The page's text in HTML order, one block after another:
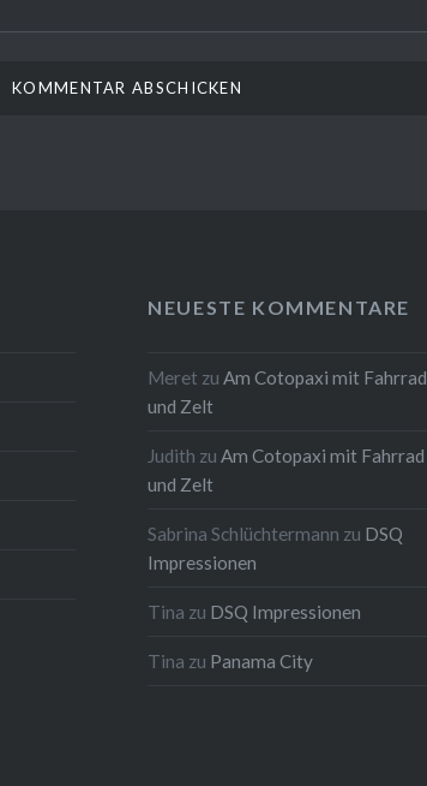
NEUESTE KOMMENTARE
Meret zuAm Cotopaxi mit Fahrrad
und Zelt
Judith zuAm Cotopaxi mit Fahrrad
und Zelt
Sabrina Schlüchtermann zu DSQ
Impressionen
Tina zu DSQ Impressionen
Tina zu Panama City